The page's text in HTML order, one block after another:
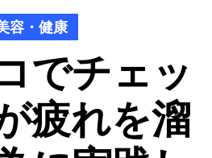
容・健康
でチェッ
疲れを溜